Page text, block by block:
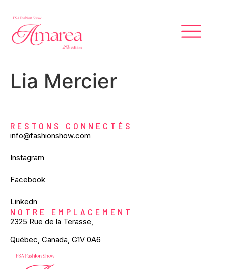
Lia Mercier
RESTONS CONNECTÉS
info@fashionshow.com
Instagram
Facebook
Linkedn
NOTRE EMPLACEMENT
2325 Rue de la Terasse,
Québec, Canada, G1V 0A6